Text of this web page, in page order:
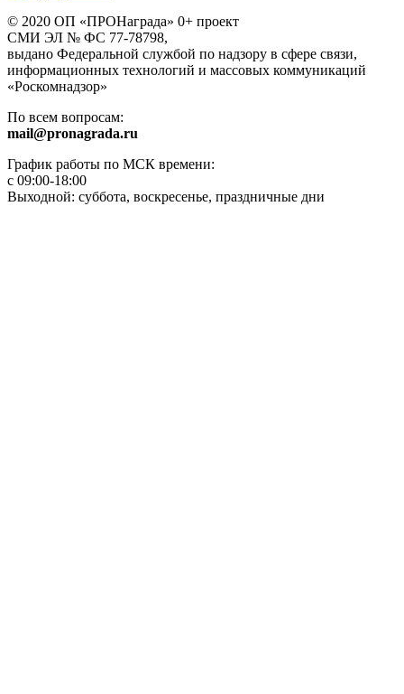
© 2020 ОП «ПРОНаграда» 0+ проект
СМИ ЭЛ № ФС 77-78798,
выдано Федеральной службой по надзору в сфере связи,
информационных технологий и массовых коммуникаций
«Роскомнадзор»
По всем вопросам:
mail@pronagrada.ru
График работы по МСК времени:
с 09:00-18:00
Выходной: суббота, воскресенье, праздничные дни